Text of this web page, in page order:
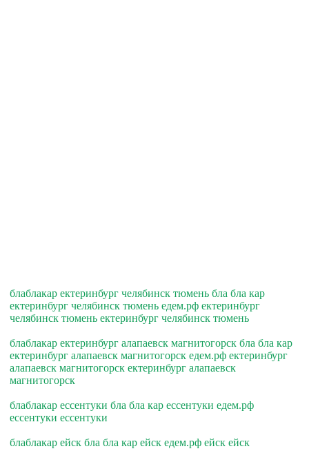
блаблакар ектеринбург челябинск тюмень бла бла кар
ектеринбург челябинск тюмень едем.рф ектеринбург
челябинск тюмень ектеринбург челябинск тюмень
блаблакар ектеринбург алапаевск магнитогорск бла бла кар
ектеринбург алапаевск магнитогорск едем.рф ектеринбург
алапаевск магнитогорск ектеринбург алапаевск
магнитогорск
блаблакар ессентуки бла бла кар ессентуки едем.рф
ессентуки ессентуки
блаблакар ейск бла бла кар ейск едем.рф ейск ейск